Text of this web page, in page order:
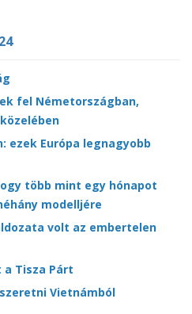
24
fel Németországban,
ezek Európa legnagyobb
több mint egy hónapot
modelljére
volt az embertelen
Tisza Párt
Vietnámból